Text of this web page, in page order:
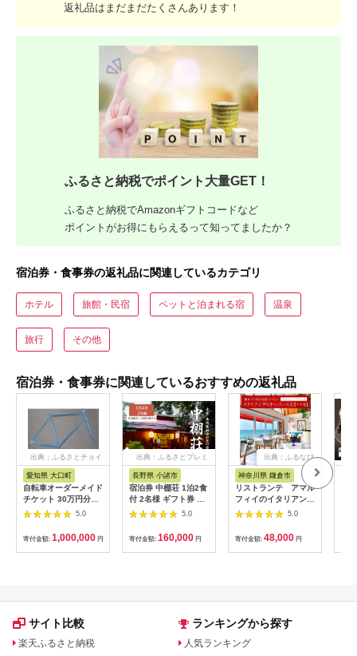
返礼品はまだまだたくさんあります！
ふるさと納税でポイント大量GET！
ふるさと納税でAmazonギフトコードなど
ポイントがお得にもらえるって知ってましたか？
宿泊券・食事券の返礼品に関連しているカテゴリ
ホテル 旅館・民宿 ペットと泊まれる宿 温泉
旅行 その他
宿泊券・食事券に関連しているおすすめの返礼品
出典：ふるさとチョイ
愛知県 大口町
自転車オーダーメイド
チケット 30万円分
【1360365】
5.0
寄付金額: 1,000,000 円
出典：ふるさとプレミ
長野県 小諸市
宿泊券 中棚荘 1泊2食
付 2名様 ギフト券 チ
ケット 券 宿泊 旅行
5.0
寄付金額: 160,000 円
出典：ふるなび
神奈川県 鎌倉市
リストランテ アマル
フィイのイタリアンデ
ィナーコースA ペア
5.0
寄付金額: 48,000 円
サイト比較
楽天ふるさと納税
ランキングから探す
人気ランキング